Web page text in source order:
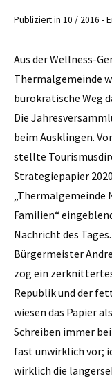
Publiziert in 10 / 2016 -
Aus der Wellness-
Thermalgemeinde
bürokratische Weg
Die
beim Ausklingen.
stellte
Strategiepapier
„Thermalgemeinde
Familien“
Nachricht des
Bürgermeister
zog ein
Republik und der
wiesen das Papier
Schreiben immer
fast unwirklich vor;
wirklich die